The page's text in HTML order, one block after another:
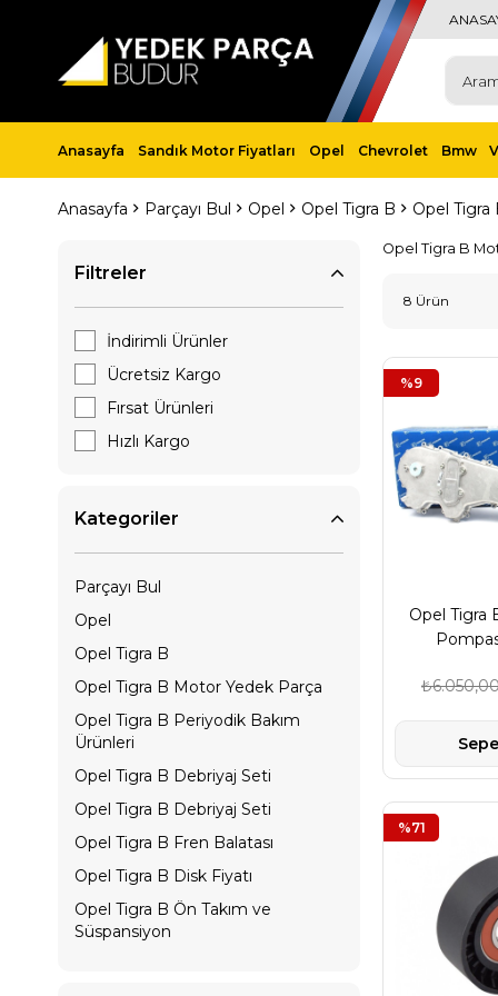
Anasayfa Sandık Motor Fiyatları Opel Chevrolet Bmw
Anasayfa Parçayı Bul Opel Opel Tigra B Opel Tigra
Filtreler
İndirimli Ürünler
Ücretsiz Kargo
Fırsat Ürünleri
Hızlı Kargo
Kategoriler
Parçayı Bul
Opel
Opel Tigra B
Opel Tigra B Motor Yedek Parça
Opel Tigra B Periyodik Bakım
Ürünleri
Opel Tigra B Debriyaj Seti
Opel Tigra B Debriyaj Seti
Opel Tigra B Fren Balatası
Opel Tigra B Disk Fiyatı
Opel Tigra B Ön Takım ve
Süspansiyon
Opel Tigra B
8 Ürün
Opel Tigra
%9
%71